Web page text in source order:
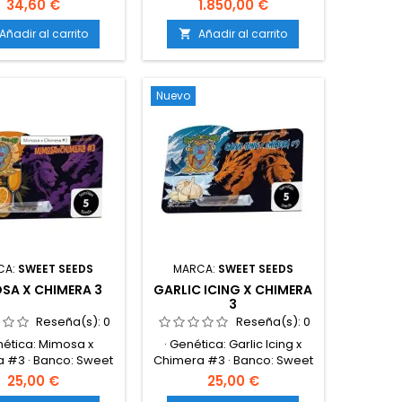
agua / aire gracias
estructura
la aireación,
y estimula
en tierra, coco,
de sustrato y
hidropónicos.No
nutrientes por sí
actuando como
soporte...
34,60 €
Añadir al carrito
transportar y almacenar.
Ideal para pequeños
productores. Trimming
uniforme y preciso. Manejo
Fabricación robusta y
mantenimiento.
1.850,00 €
 Añadir al carrito
SWEET SEEDS
X CHIMERA 3
Reseña(s):0
Mimosa x
#3 · Banco: Sweet
· Tipo: Feminizada
·
25,00 €
Nuevo
MARCA: SWEET SEEDS
GARLIC ICING X CHIMERA
3
Reseña(s): 0
· Genética: Garlic Icing x
Chimera #3 · Banco: Sweet
Seeds® · Tipo: Feminizada
fotoperiódica ·
25,00 €